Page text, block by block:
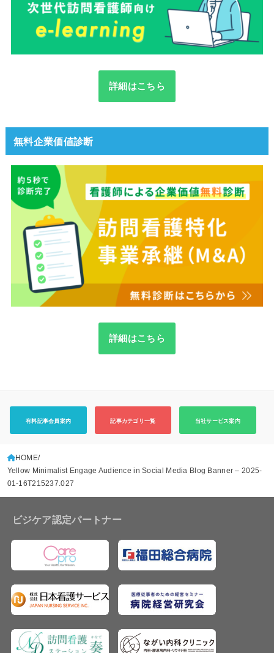
詳細はこちら
無料企業価値診断
詳細はこちら
有料記事会員案内 記事カテゴリ一覧 当社サービス案内
HOME
Yellow Minimalist Engage Audience in Social Media Blog Banner – 2025-
01-16T215237.027
ビジケア認定パートナー